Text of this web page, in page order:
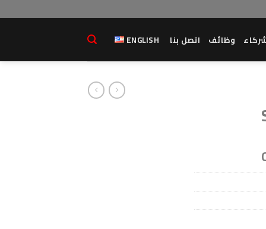
وظائف اتصل بنا ENGLISH